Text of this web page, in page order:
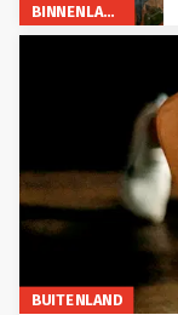
BINNENLAND
BUITENLAND